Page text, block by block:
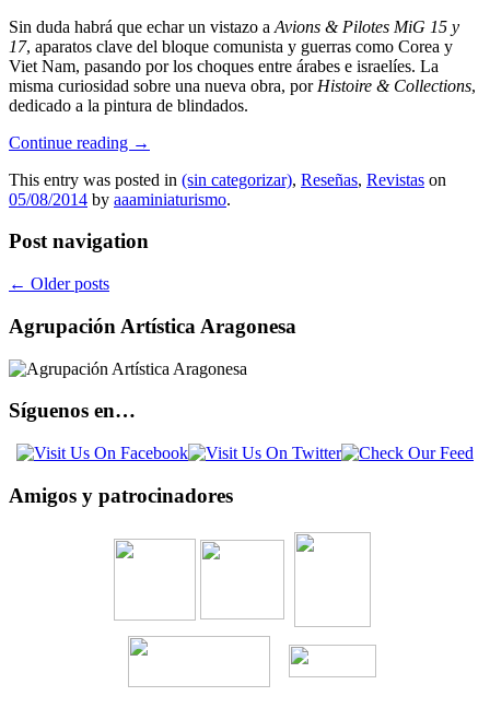
Sin duda habrá que echar un vistazo a Avions & Pilotes MiG 15 y
17, aparatos clave del bloque comunista y guerras como Corea y
Viet Nam, pasando por los choques entre árabes e israelíes. La
misma curiosidad sobre una nueva obra, por Histoire & Collections,
dedicado a la pintura de blindados.
Continue reading →
This entry was posted in (sin categorizar), Reseñas, Revistas on
05/08/2014 by aaaminiaturismo.
Post navigation
← Older posts
Agrupación Artística Aragonesa
Síguenos en…
Amigos y patrocinadores